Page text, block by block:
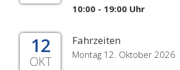
10:00 - 19:00 Uhr
12
OKT
Fahrzeiten
Montag 12. Oktober 2026